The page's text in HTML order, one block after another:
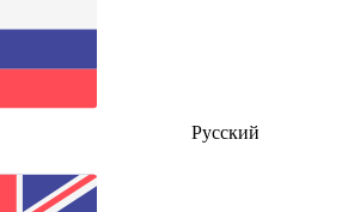
Русский